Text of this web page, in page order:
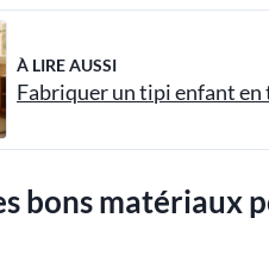
À LIRE AUSSI
Fabriquer un tipi enfant en
bons matériaux